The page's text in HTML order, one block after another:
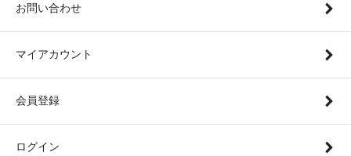
お問い合わせ
マイアカウント
会員登録
ログイン